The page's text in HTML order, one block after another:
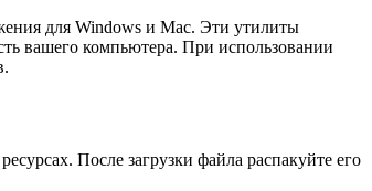
для Windows и Mac. Эти утилиты
вашего компьютера. При использовании
После загрузки файла распакуйте его